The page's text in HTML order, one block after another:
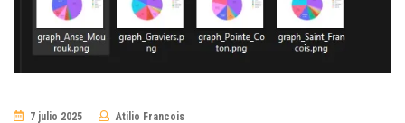
7 julio 2025 Atilio Francois